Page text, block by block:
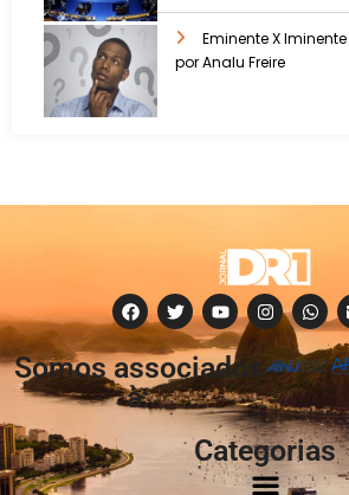
Eminente X Iminente
por Analu Freire
Somos associados
à:
Categorias